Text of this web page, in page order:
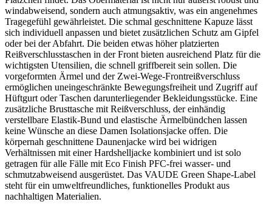
windabweisend, sondern auch atmungsaktiv, was ein angenehmes
Tragegefühl gewährleistet. Die schmal geschnittene Kapuze lässt
sich individuell anpassen und bietet zusätzlichen Schutz am Gipfel
oder bei der Abfahrt. Die beiden etwas höher platzierten
Reißverschlusstaschen in der Front bieten ausreichend Platz für die
wichtigsten Utensilien, die schnell griffbereit sein sollen. Die
vorgeformten Ärmel und der Zwei-Wege-Frontreißverschluss
ermöglichen uneingeschränkte Bewegungsfreiheit und Zugriff auf
Hüftgurt oder Taschen darunterliegender Bekleidungsstücke. Eine
zusätzliche Brusttasche mit Reißverschluss, der einhändig
verstellbare Elastik-Bund und elastische Ärmelbündchen lassen
keine Wünsche an diese Damen Isolationsjacke offen. Die
körpernah geschnittene Daunenjacke wird bei widrigen
Verhältnissen mit einer Hardshelljacke kombiniert und ist solo
getragen für alle Fälle mit Eco Finish PFC-frei wasser- und
schmutzabweisend ausgerüstet. Das VAUDE Green Shape-Label
steht für ein umweltfreundliches, funktionelles Produkt aus
nachhaltigen Materialien.